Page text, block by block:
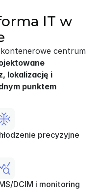
IT w
centrum
lokalizację i
punktem
precyzyjne
DCIM i monitoring